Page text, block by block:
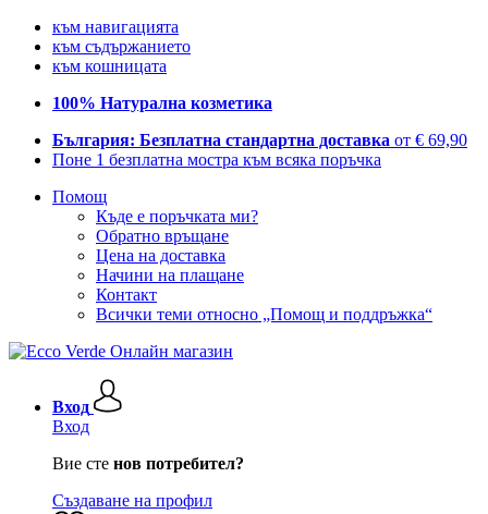
към навигацията
към съдържанието
към кошницата
100% Натурална козметика
България: Безплатна стандартна доставка от € 69,90
Поне 1 безплатна мостра към всяка поръчка
Помощ
Къде е поръчката ми?
Обратно връщане
Цена на доставка
Начини на плащане
Контакт
Всички теми относно „Помощ и поддръжка“
Вход
Вход
Вие сте нов потребител?
Създаване на профил